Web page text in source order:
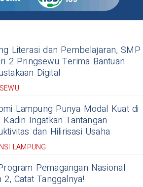
Literasi dan Pembelajaran, SMP
2 Pringsewu Terima Bantuan
Digital
Lampung Punya Modal Kuat di
Kadin Ingatkan Tantangan
dan Hilirisasi Usaha
LAMPUNG
Pemagangan Nasional
2, Catat Tanggalnya!